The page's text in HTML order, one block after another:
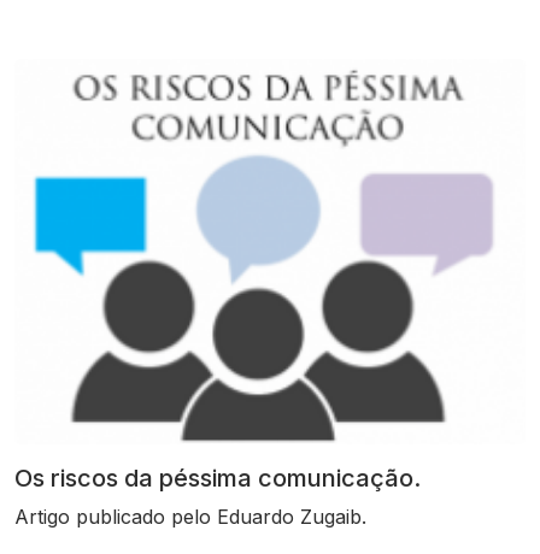
Os riscos da péssima comunicação.
Artigo publicado pelo Eduardo Zugaib.